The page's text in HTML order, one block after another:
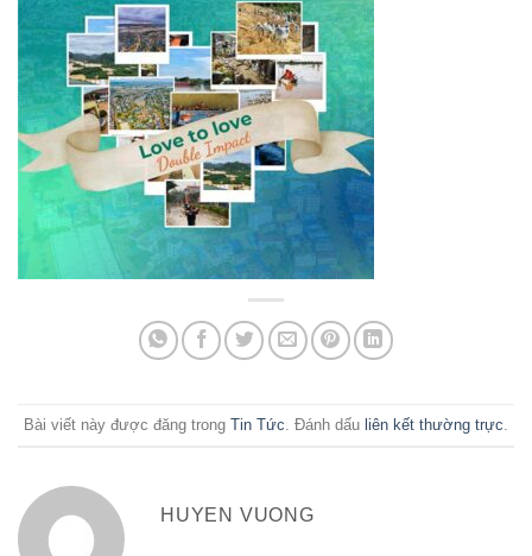
Bài viết này được đăng trong Tin Tức . Đánh dấu liên kết thường trực
HUYEN VUONG